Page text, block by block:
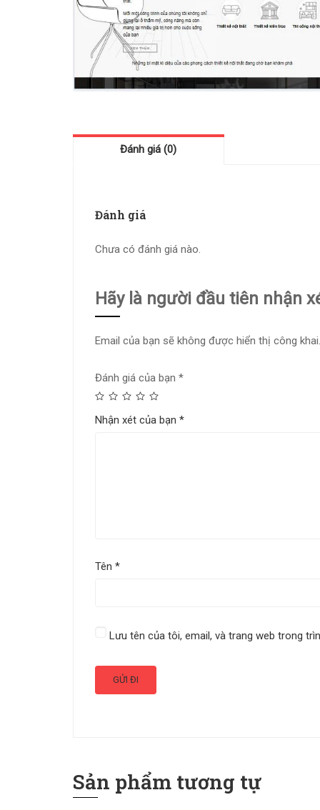
Đánh giá (0)
Đánh giá
Chưa có đánh giá nào.
Hãy là người đầu tiên nhận
Email của bạn sẽ không được hiển thị công khai.
Đánh giá của bạn *
Nhận xét của bạn *
Tên *
Lưu tên của tôi, email, và trang web trong
Sản phẩm tương tự